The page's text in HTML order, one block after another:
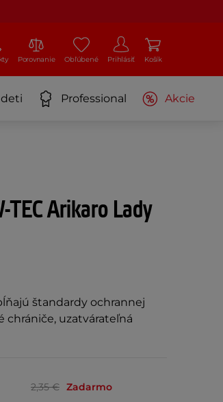
Porovnanie Obľúbené Prihlásiť Košík
deti Professional Akcie
Arikaro Lady
štandardy ochrannej
chrániče, uzatvárateľná
2,35 € Zadarmo